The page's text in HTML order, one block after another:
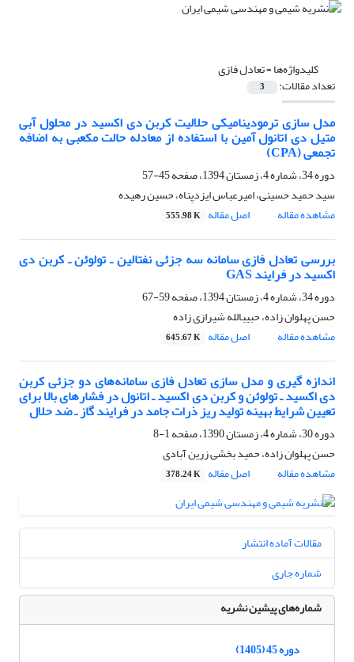
کلیدواژه‌ها =تعادل فازی
تعداد مقالات: 3
مدل سازی ترمودینامیکی حلالیت کربن دی اکسید در محلول آبی
متیل دی اتانول آمین با استفاده از معادله حالت مکعبی به اضافه
تجمعی (CPA)
دوره 34، شماره 4، زمستان 1394، صفحه
45-57
سید حمید حسینی، امیرعباس ایزدپناه، حسین رهیده
مشاهده مقاله
اصل مقاله 555.98 K
بررسی تعادل فازی سامانه سه جزئی نفتالین ـ تولوئن ـ کربن دی
اکسید در فرایند GAS
دوره 34، شماره 4، زمستان 1394، صفحه
59-67
حسن پهلوان زاده، حبیبالله شیرازی زاده
مشاهده مقاله
اصل مقاله 645.67 K
اندازه گیری و مدل سازی تعادل فازی سامانه‌های دو جزئی کربن
دی اکسید ـ تولوئن و کربن دی اکسید ـ اتانول در فشارهای بالا برای
تعیین شرایط بهینه تولید ریز ذرات جامد در فرایند گاز ـ ضد حلال
دوره 30، شماره 4، زمستان 1390، صفحه
1-8
حسن پهلوان زاده، حمید بخشی زرین آبادی
مشاهده مقاله
اصل مقاله 378.24 K
مقالات آماده انتشار
شماره جاری
شماره‌های پیشین نشریه
دوره 45 (1405)